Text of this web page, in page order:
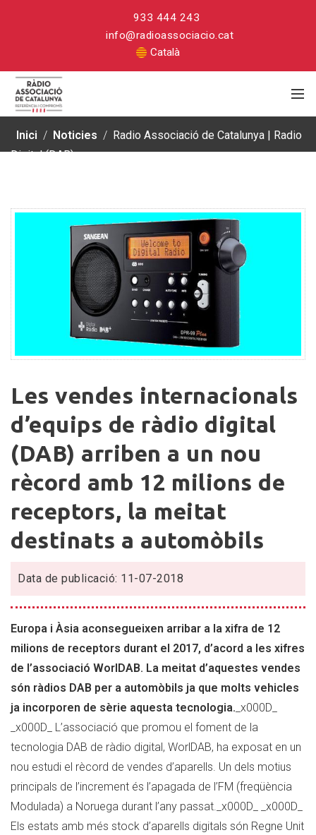
933 444 243
info@radioassociacio.cat
Català
Inici / Noticies / Radio Associació de Catalunya | Radio
Digital (DAB)
vendes
internacionals
d’equips
de
ràdio
digital
(DAB)
arriben
a
nou
amb
12
milions
de
receptors,
la
meitat
destinats
a
automòbils
Les vendes internacionals
d’equips de ràdio digital
(DAB) arriben a un nou
rècord amb 12 milions de
receptors, la meitat
destinats a automòbils
Data de publicació: 11-07-2018
Europa i Àsia aconsegueixen arribar a la xifra de 12
milions de receptors durant el 2017, d’acord a les xifres
de l’associació WorlDAB. La meitat d’aquestes vendes
són ràdios DAB per a automòbils ja que molts vehicles
ja incorporen de sèrie aquesta tecnologia. _x000D_
_x000D_ L’associació que promou el foment de la
tecnologia DAB de ràdio digital, WorlDAB, ha exposat en un
nou estudi el rècord de vendes d’aparells. Un dels motius
principals de l’increment és l’apagada de l’FM (freqüència
Modulada) a Noruega durant l’any passat._x000D_ _x000D_
Els estats amb més stock d’aparells digitals són Regne Unit